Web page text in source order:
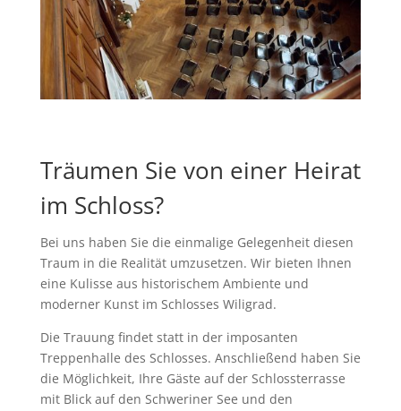
Träumen Sie von einer Heirat
im Schloss?
Bei uns haben Sie die einmalige Gelegenheit diesen
Traum in die Realität umzusetzen. Wir bieten Ihnen
eine Kulisse aus historischem Ambiente und
moderner Kunst im Schlosses Wiligrad.
Die Trauung findet statt in der imposanten
Treppenhalle des Schlosses. Anschließend haben Sie
die Möglichkeit, Ihre Gäste auf der Schlossterrasse
mit Blick auf den Schweriner See und den